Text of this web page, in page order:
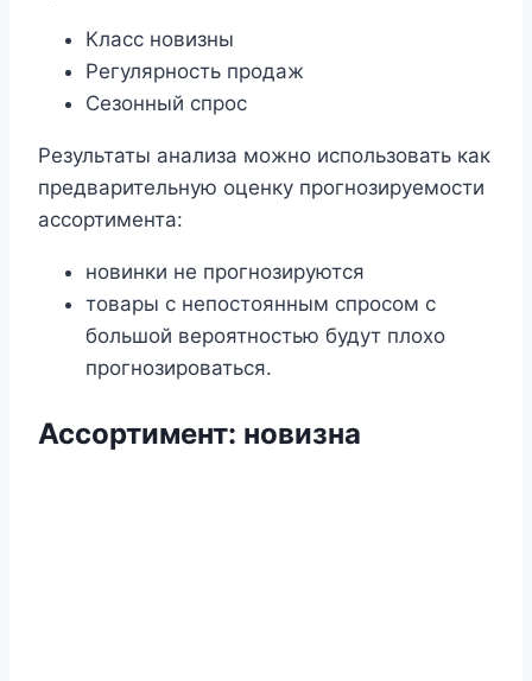
Класс новизны
Регулярность продаж
Сезонный спрос
Результаты анализа можно использовать как
предварительную оценку прогнозируемости
ассортимента:
новинки не прогнозируются
товары с непостоянным спросом с
большой вероятностью будут плохо
прогнозироваться.
Ассортимент: новизна